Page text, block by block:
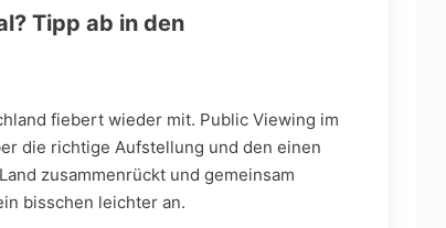
Tipp ab in den
fiebert wieder mit. Public Viewing im
die richtige Aufstellung und den einen
zusammenrückt und gemeinsam
bisschen leichter an.